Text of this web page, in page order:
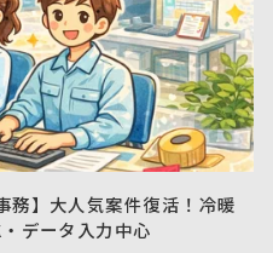
務】大人気案件復活！冷暖
データ入力中心